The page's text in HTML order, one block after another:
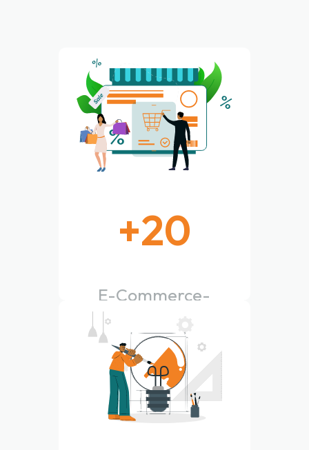
+20
E-Commerce-
Websites erstellt